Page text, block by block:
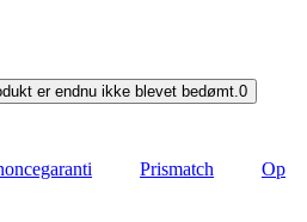
er endnu ikke blevet bedømt.0
Prismatch
Op